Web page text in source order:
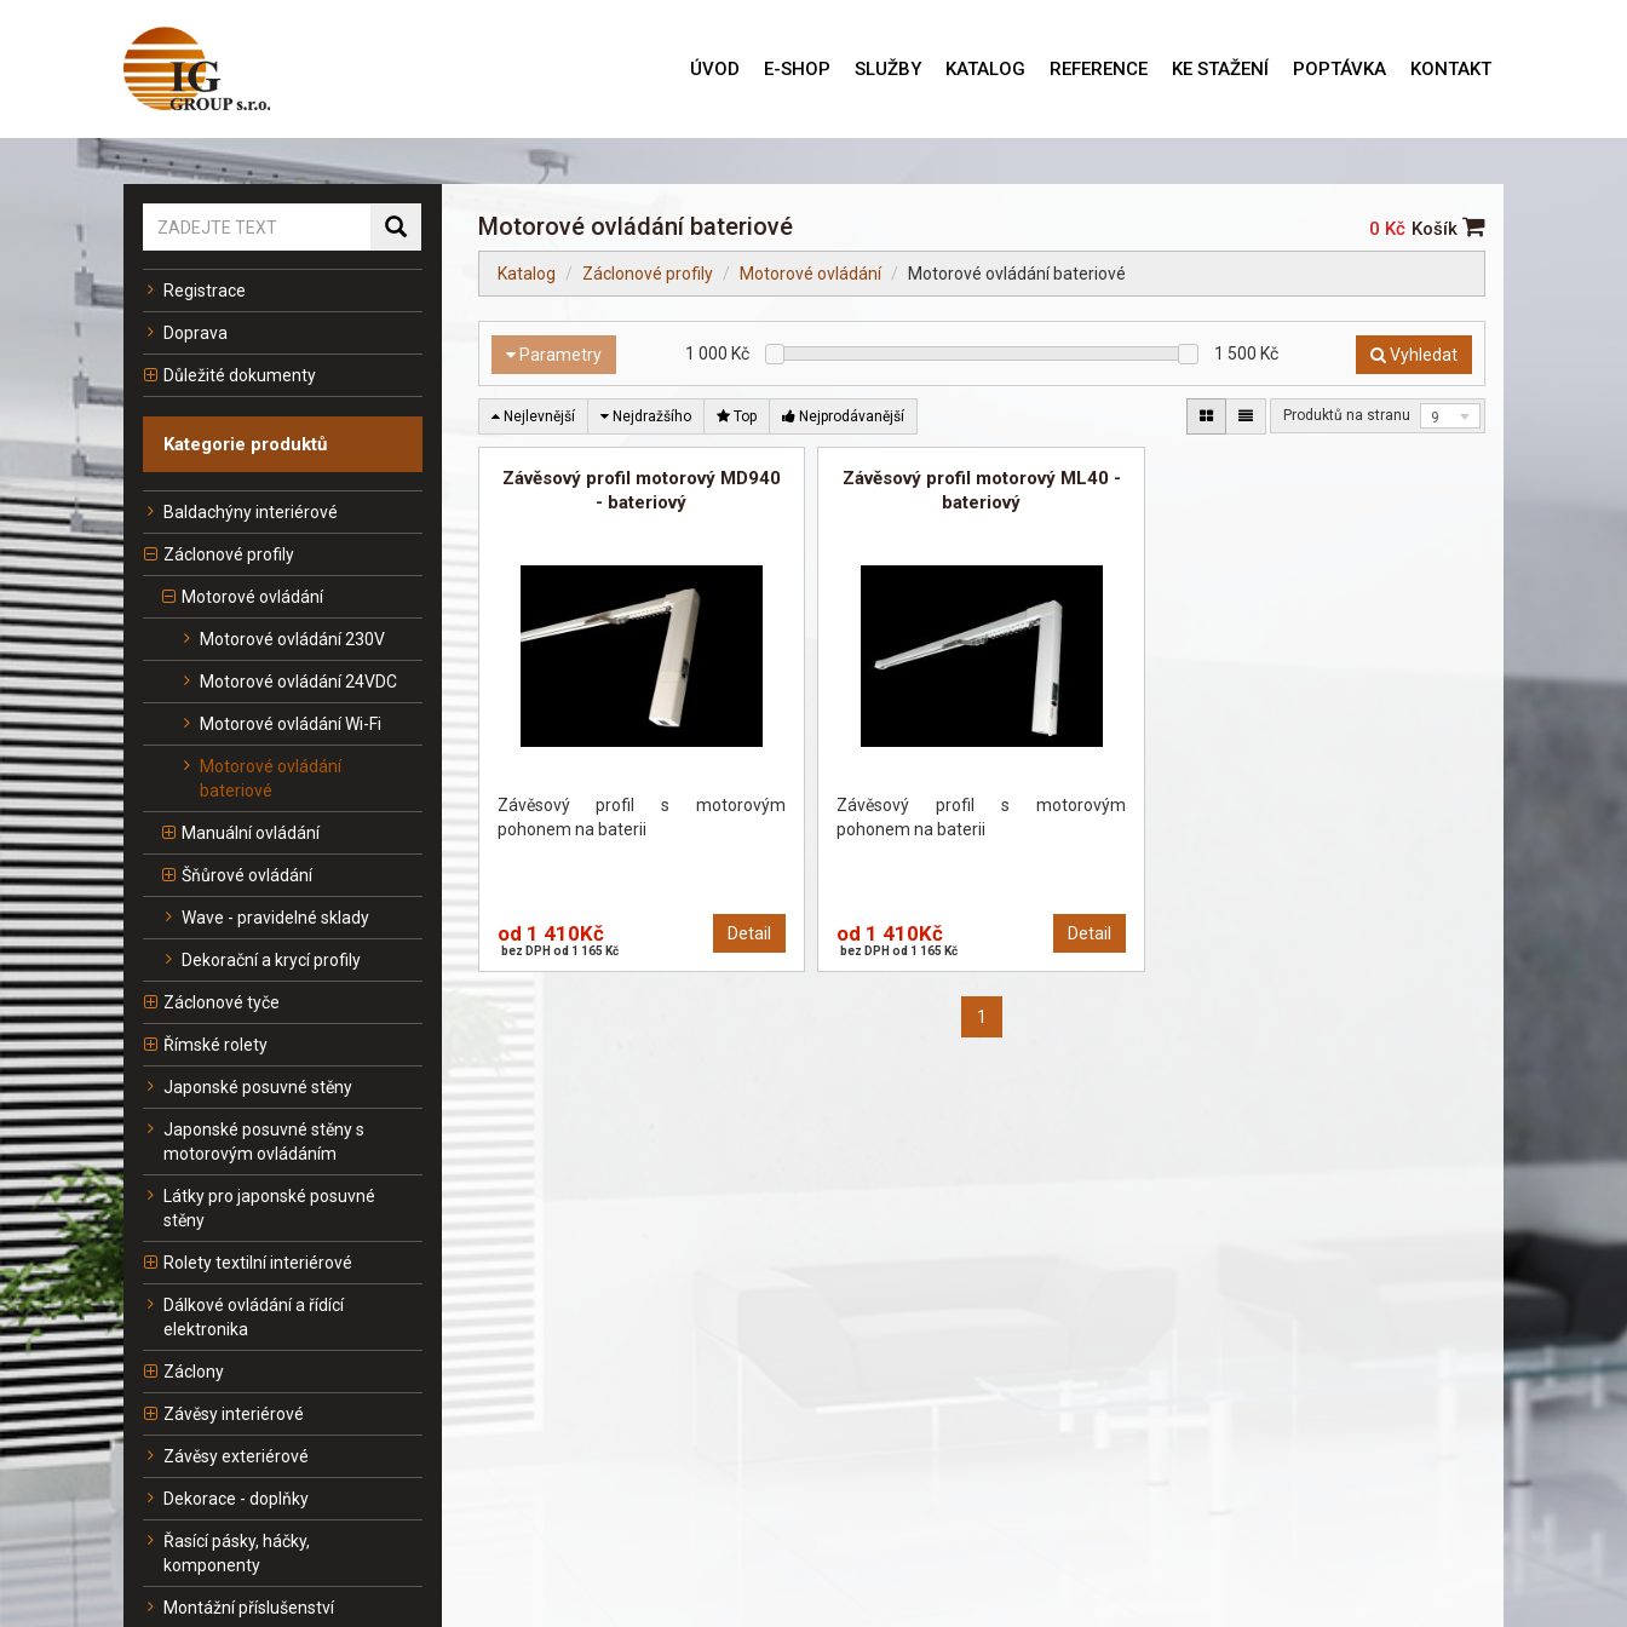
ÚVOD E-SHOP SLUŽBY KATALOG REFERENCE KE STAŽENÍ POPTÁVKA KONTAKT
Registrace
Doprava
Důležité dokumenty
Kategorie produktů
Baldachýny interiérové
Záclonové profily
Motorové ovládání
Motorové ovládání 230V
Motorové ovládání 24VDC
Motorové ovládání Wi-Fi
Motorové ovládání
bateriové
Manuální ovládání
Šňůrové ovládání
Wave - pravidelné sklady
Dekorační a krycí profily
Záclonové tyče
Římské rolety
Japonské posuvné stěny
Japonské posuvné stěny s
motorovým ovládáním
Látky pro japonské posuvné
stěny
Rolety textilní interiérové
Dálkové ovládání a řídící
elektronika
Záclony
Závěsy interiérové
Závěsy exteriérové
Dekorace - doplňky
Řasící pásky, háčky,
komponenty
Montážní příslušenství
Motorové ovládání bateriové 0 Kč Košík
Katalog Záclonové profily Motorové ovládání Motorové ovládání bateriové
Parametry 1 000 Kč 1 500 Kč Vyhledat
Nejlevnější Nejdražšího Top Nejprodávanější Produktů na stranu 9
Závěsový profil motorový MD940
- bateriový
Závěsový profil s motorovým
pohonem na baterii
Detail
od 1 410Kč
bez DPH od 1 165 Kč
Závěsový profil motorový ML40 -
bateriový
Závěsový profil s motorovým
pohonem na baterii
Detail
od 1 410Kč
bez DPH od 1 165 Kč
1